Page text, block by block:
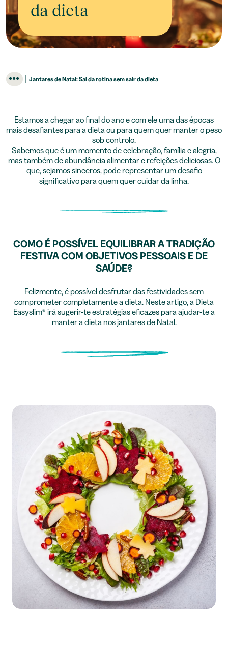
da dieta
Jantares de Natal: Sai da rotina sem sair da dieta
Estamos a chegar ao final do ano e com ele uma das épocas
mais desafiantes para a dieta ou para quem quer manter o peso
sob controlo.
Sabemos que é um momento de celebração, família e alegria,
mas também de abundância alimentar e refeições deliciosas. O
que, sejamos sinceros, pode representar um desafio
significativo para quem quer cuidar da linha.
COMO É POSSÍVEL EQUILIBRAR A TRADIÇÃO
FESTIVA COM OBJETIVOS PESSOAIS E DE
SAÚDE?
Felizmente, é possível desfrutar das festividades sem
comprometer completamente a dieta. Neste artigo, a Dieta
Easyslim® irá sugerir-te estratégias eficazes para ajudar-te a
manter a dieta nos jantares de Natal.